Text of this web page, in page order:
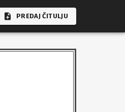
PREDAJ ČITULJU